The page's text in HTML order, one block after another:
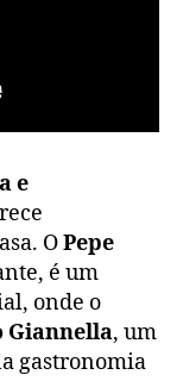
e
OPepe
é um
onde o
Giannella, um
gastronomia